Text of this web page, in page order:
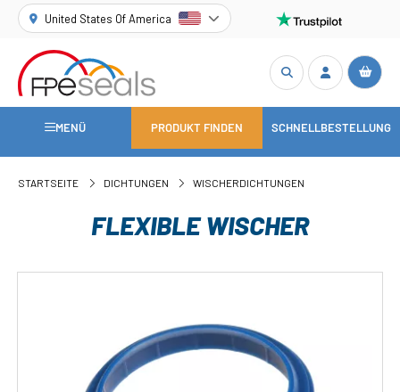
United States Of America
MENÜ PRODUKT FINDEN SCHNELLBESTELLUNG
STARTSEITE DICHTUNGEN WISCHERDICHTUNGEN
FLEXIBLE WISCHER